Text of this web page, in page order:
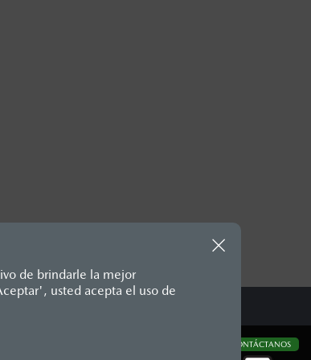
de brindarle la mejor
usted acepta el uso de
CONTÁCTANOS
de los Estados
accesorios,
precios de sus